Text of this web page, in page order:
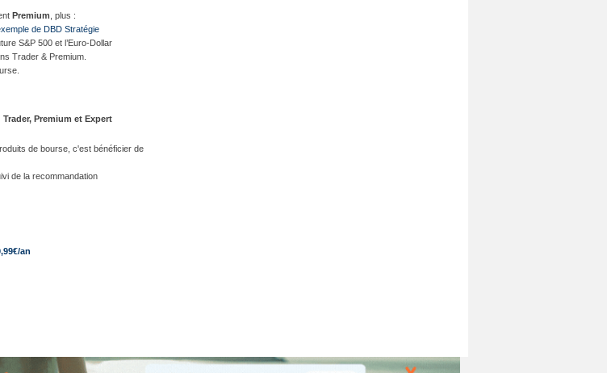
Premium , plus :
de DBD Stratégie
S&P 500 et l’Euro-Dollar
Trader & Premium.
Trader, Premium et Expert
de bourse, c'est bénéficier de
de la recommandation
an